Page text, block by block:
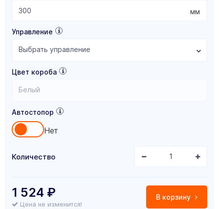
мм
Управление
Выбрать управление
Цвет короба
Белый
Автостопор
Нет
Количество
В корзину
1 524 ₽
Цена не изменится!